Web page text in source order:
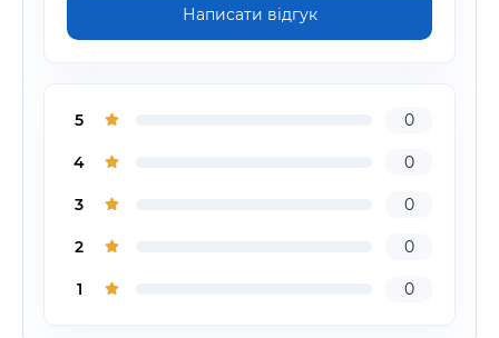
Написати відгук
5 0
4 0
3 0
2 0
1 0